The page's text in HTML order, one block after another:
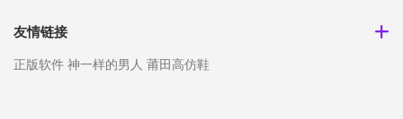
友情链接
正版软件 神一样的男人 莆田高仿鞋